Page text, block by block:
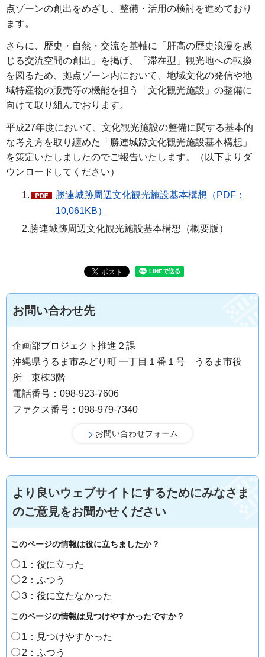
点ゾーンの創出をめざし、整備・活用の検討を進めており
ます。
さらに、歴史・自然・交流を基軸に「肝高の歴史浪漫を感
じる交流空間の創出」を掲げ、「滞在型」観光地への転換
を図るため、拠点ゾーン内において、地域文化の発信や地
域特産物の販売等の機能を担う「文化観光施設」の整備に
向けて取り組んでおります。
平成27年度において、文化観光施設の整備に関する基本的
な考え方を取り纏めた「勝連城跡文化観光施設基本構想」
を策定いたしましたのでご報告いたします。（以下よりダ
ウンロードしてください）
1.
勝連城跡周辺文化観光施設基本構想（PDF：
10,061KB）
2.勝連城跡周辺文化観光施設基本構想（概要版）
お問い合わせ先
企画部プロジェクト推進２課
沖縄県うるま市みどり町 一丁目１番１号 うるま市役
所 東棟3階
電話番号：098-923-7606
ファクス番号：098-979-7340
より良いウェブサイトにするためにみなさま
のご意見をお聞かせください
このページの情報は役に立ちましたか？
1：役に立った
2：ふつう
3：役に立たなかった
このページの情報は見つけやすかったですか？
1：見つけやすかった
2：ふつう